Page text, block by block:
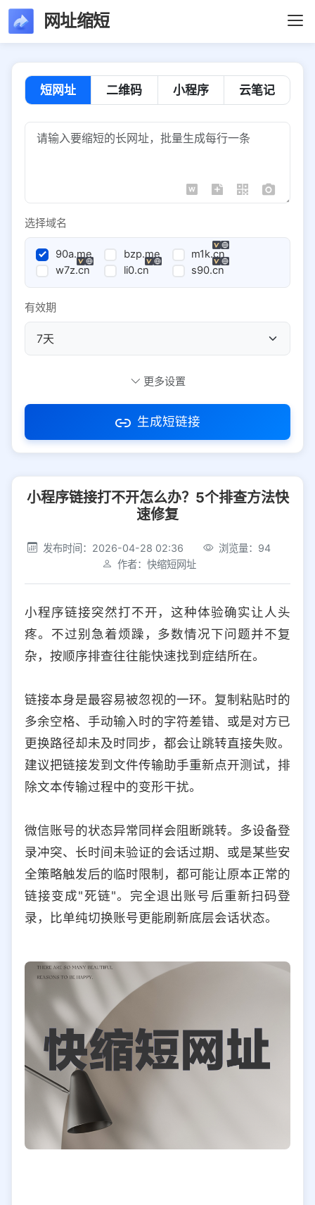
网址缩短
短网址 二维码 小程序 云笔记
选择域名
90a.me bzp.me
m1k.cn
w7z.cn
li0.cn s90.cn
有效期
访问密码
社交平台 电商平台
选择防红平台类型，避免链接被拦截
平台设置
iOS Android PC 其他
选择允许访问的平台类型
更多设置
生成短链接
小程序链接打不开怎么办？5个排查方法快
速修复
发布时间：2026-04-28 02:36
浏览量：94
作者：快缩短网址
小程序链接突然打不开，这种体验确实让人头
疼。不过别急着烦躁，多数情况下问题并不复
杂，按顺序排查往往能快速找到症结所在。
链接本身是最容易被忽视的一环。复制粘贴时的
多余空格、手动输入时的字符差错、或是对方已
更换路径却未及时同步，都会让跳转直接失败。
建议把链接发到文件传输助手重新点开测试，排
除文本传输过程中的变形干扰。
微信账号的状态异常同样会阻断跳转。多设备登
录冲突、长时间未验证的会话过期、或是某些安
全策略触发后的临时限制，都可能让原本正常的
链接变成"死链"。完全退出账号后重新扫码登
录，比单纯切换账号更能刷新底层会话状态。